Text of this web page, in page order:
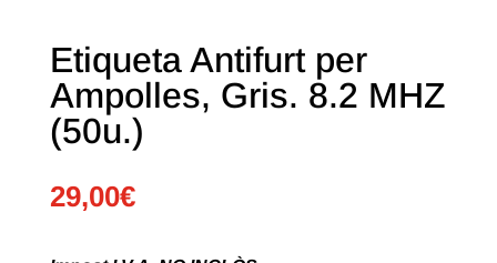
Etiqueta Antifurt per
Ampolles, Gris. 8.2 MHZ
(50u.)
29,00€